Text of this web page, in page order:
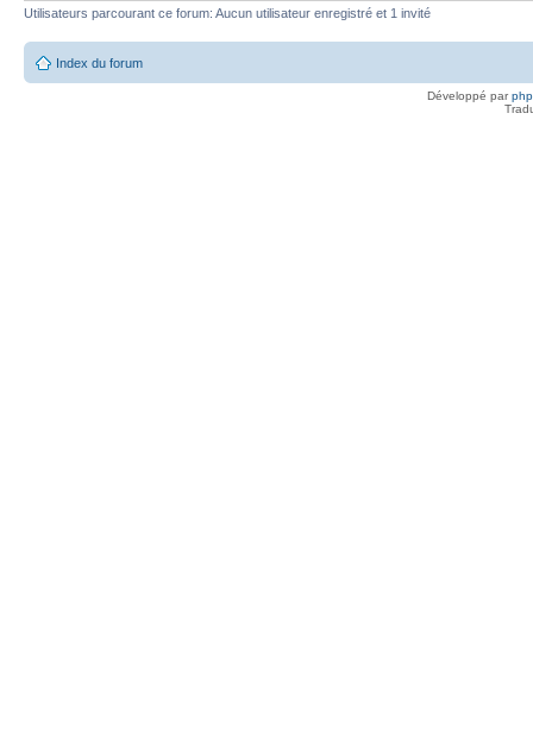
Utilisateurs parcourant ce forum: Aucun utilisateur enregistré et 1 invité
Index du forum
Développé par